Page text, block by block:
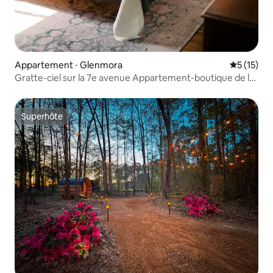
Appartement ⋅ Glenmora
5 (15)
Gratte-ciel sur la 7e avenue Appartement-boutique de la
Superhôte
Superhôte